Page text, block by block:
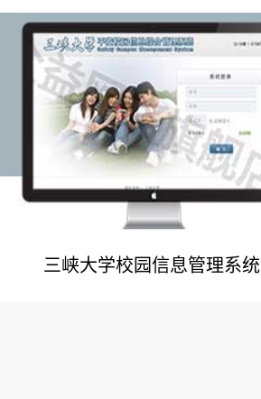
网站建设案例
三峡大学校园信息管理系统